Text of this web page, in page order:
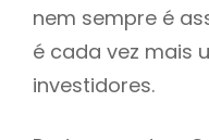
nem sempre é
é cada vez mais
investidores.